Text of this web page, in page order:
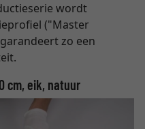
wordt
("Master
zo een
cm, eik, natuur